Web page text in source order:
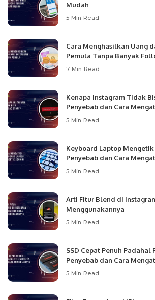
Mudah
5 Min Read
Cara Menghasilkan Uang
Pemula Tanpa Banyak
7 Min Read
Kenapa Instagram Tidak
Penyebab dan Cara
5 Min Read
Keyboard Laptop
Penyebab dan Cara
5 Min Read
Arti Fitur Blend di
Menggunakannya
5 Min Read
SSD Cepat Penuh Padahal
Penyebab dan Cara
5 Min Read